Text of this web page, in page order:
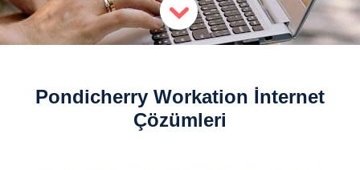
Pondicherry Workation İnternet
Çözümleri